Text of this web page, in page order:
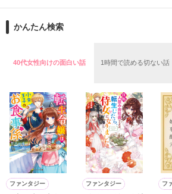
2026.6.5～2026.7.25
作品を読む
ションの企画戦略室で働いている。
めた、同期で恋人の石垣守（26）がいる
守と由羅から『便利屋雛子』と馬鹿にさ
た上、同居まで提案してきて──？
鷹哉『宜しくな、俺の雛子』🦅
雛子『俺の……ひぃ、雛子？！！！』🐥
シゴデキで冷徹な上司が見せる素顔は、
て……🐥💓🦅
かんたん検索
40代女性向けの面白い話 1時間で読める切ない話
ファンタジー ファンタジー フ